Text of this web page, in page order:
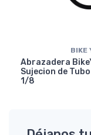
BIKE
Abrazadera
Sujecion de
1/8